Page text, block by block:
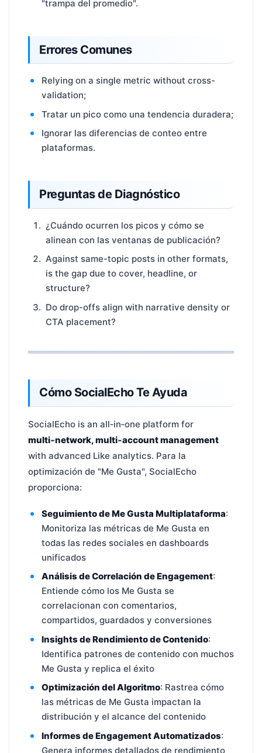
"trampa del promedio".
Errores Comunes
Relying on a single metric without cross-
validation;
Tratar un pico como una tendencia duradera;
Ignorar las diferencias de conteo entre
plataformas.
Preguntas de Diagnóstico
¿Cuándo ocurren los picos y cómo se
alinean con las ventanas de publicación?
Against same-topic posts in other formats,
is the gap due to cover, headline, or
structure?
Do drop-offs align with narrative density or
CTA placement?
Cómo SocialEcho Te Ayuda
SocialEcho is an all‑in‑one platform for
multi‑network, multi‑account management
with advanced Like analytics. Para la
optimización de "Me Gusta", SocialEcho
proporciona:
Seguimiento de Me Gusta Multiplataforma:
Monitoriza las métricas de Me Gusta en
todas las redes sociales en dashboards
unificados
Análisis de Correlación de Engagement:
Entiende cómo los Me Gusta se
correlacionan con comentarios,
compartidos, guardados y conversiones
Insights de Rendimiento de Contenido:
Identifica patrones de contenido con muchos
Me Gusta y replica el éxito
Optimización del Algoritmo: Rastrea cómo
las métricas de Me Gusta impactan la
distribución y el alcance del contenido
Informes de Engagement Automatizados:
Genera informes detallados de rendimiento